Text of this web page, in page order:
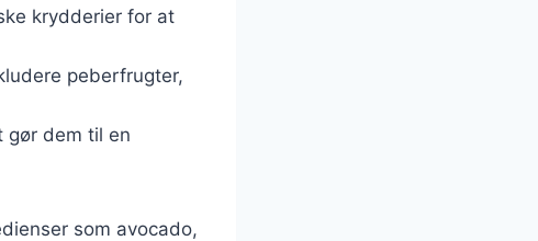
krydderier for at
peberfrugter,
gør dem til en
som avocado,